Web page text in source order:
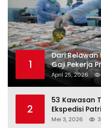
1
Dari Relawan
Gaji Pekerja
Hampir
April 25, 2026
2
53 Kawasan
Ekspedisi
Ditutup 21 Mei
Mei 3, 2026